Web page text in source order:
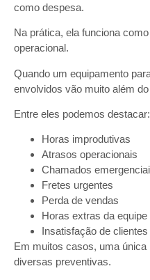
como despesa.
Na prática, ela funciona
operacional.
Quando um equipamento
envolvidos vão muito além
Entre eles podemos destacar:
Horas improdutivas
Atrasos operacionais
Chamados
Fretes urgentes
Perda de vendas
Horas extras da equipe
Insatisfação de clientes
Em muitos casos, uma única
diversas preventivas.